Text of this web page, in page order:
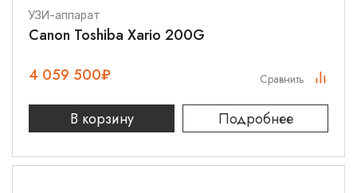
УЗИ-аппарат
Canon Toshiba Xario 200G
4 059 500₽
В корзину Подробнее
Сравнить